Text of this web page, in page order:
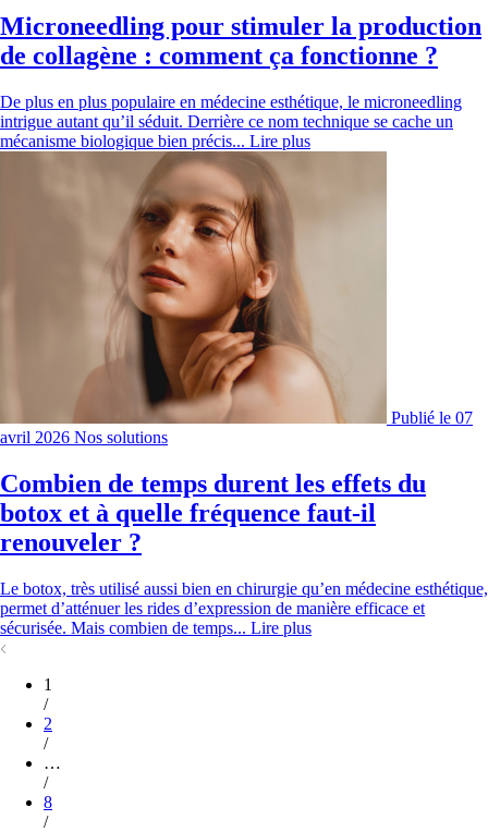
Microneedling pour stimuler la production
de collagène : comment ça fonctionne ?
De plus en plus populaire en médecine esthétique, le microneedling
intrigue autant qu’il séduit. Derrière ce nom technique se cache un
mécanisme biologique bien précis... Lire plus
Publié le 07
avril 2026 Nos solutions
Combien de temps durent les effets du
botox et à quelle fréquence faut-il
renouveler ?
Le botox, très utilisé aussi bien en chirurgie qu’en médecine esthétique,
permet d’atténuer les rides d’expression de manière efficace et
sécurisée. Mais combien de temps... Lire plus
1
/
2
/
…
/
8
/